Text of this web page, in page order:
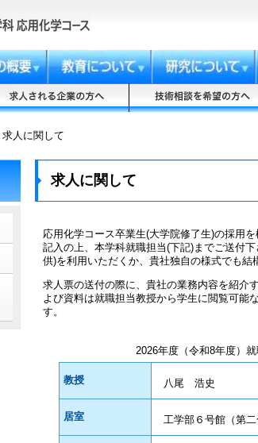
求人に関して
求人に関して
応用化学コース卒業生(大学院修了生)の採用
記入の上、本学科就職担当(下記)までご送付
供)を利用いただくか、貴社独自の様式でも結
求人票の送付の際に、貴社の業務内容を紹介
よび資料は就職担当教授から学生に閲覧可能
す。
2026年度（令和8年度）就
教授 八尾 浩史
居室 工学部６号館（第